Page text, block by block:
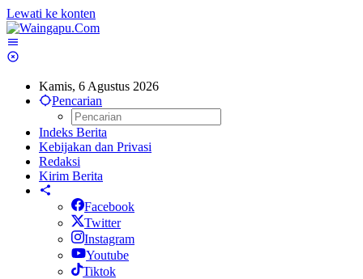
Lewati ke konten
Kamis, 6 Agustus 2026
Pencarian
Indeks Berita
Kebijakan dan Privasi
Redaksi
Kirim Berita
Facebook
Twitter
Instagram
Youtube
Tiktok